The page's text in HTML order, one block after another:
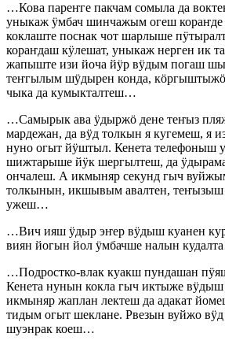
…Кова пареҥге пакчам сомыла да
уныкаж ӱмбач шинчажым огеш кораҥде
коклаште поснак чот шарлыше
кораҥдаш кӱлешат, уныкаж нерген ик
жапыште изи йоча йӱр вӱдым погаш
теҥгылым шӱдырен конда,
чыка да кумыкталтеш…
…Самырык ава ӱдыржӧ дене теҥыз
мардежан, да вӱд толкын я кугемеш, я
нуно огыт йӱштыл. Кенета телефоныш
шижтарыше йӱк шергылтеш, да
ончалеш. А икмыняр секунд гыч
толкынын, икшывым авалтен,
ужеш…
…Вич ияш ӱдыр эҥер вӱдыш куанен
виян йогын йол ӱмбачше налын
…Подростко-влак куакш пундашан
Кенета нунын кокла гыч иктыже вӱдыш
икмыняр жаплан лектеш да адакат
тидым огыт шеклане. Рвезын вуйжо
шуэнрак коеш…